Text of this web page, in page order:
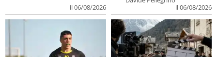
il 06/08/2026
il 06/08/2026